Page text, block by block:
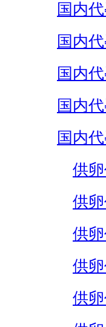
国内
国内
国内
国内
国内
供
供
供
供
供